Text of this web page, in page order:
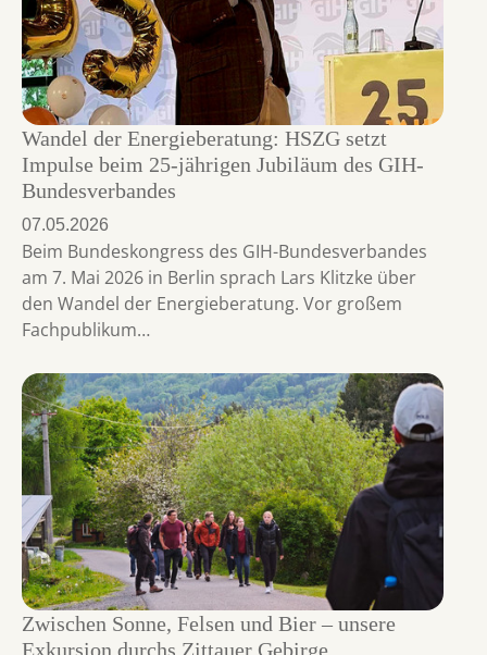
Wandel der Energieberatung: HSZG setzt
Impulse beim 25-jährigen Jubiläum des GIH-
Bundesverbandes
07.05.2026
Beim Bundeskongress des GIH-Bundesverbandes
am 7. Mai 2026 in Berlin sprach Lars Klitzke über
den Wandel der Energieberatung. Vor großem
Fachpublikum…
Zwischen Sonne, Felsen und Bier – unsere
Exkursion durchs Zittauer Gebirge